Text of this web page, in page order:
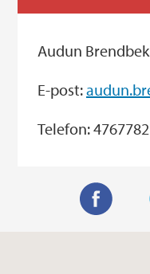
Audun
E-post:
Telefon: